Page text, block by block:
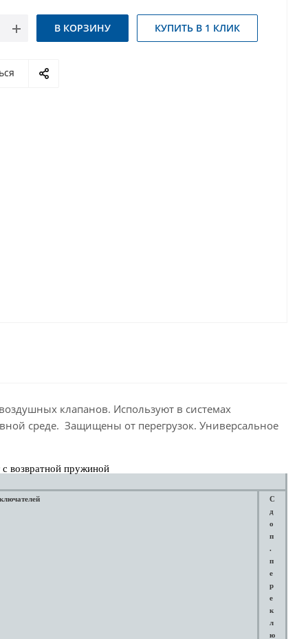
В КОРЗИНУ КУПИТЬ В 1 КЛИК
клапанов. Используют в системах
среде. Защищены от перегрузок. Универсальное
возвратной пружиной
С
д
о
п
.
п
е
р
е
к
л
ю